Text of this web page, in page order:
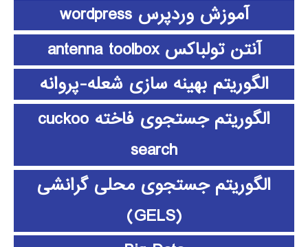
آموزش وردپرس wordpress
آنتن تولباکس antenna toolbox
الگوریتم بهینه سازی شعله-پروانه
الگوریتم جستجوی فاخته cuckoo
search
الگوریتم جستجوی محلی گرانشی
(GELS)